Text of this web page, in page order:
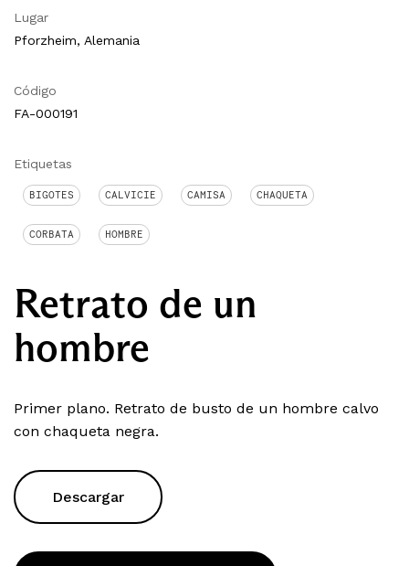
Lugar
Pforzheim, Alemania
Código
FA-000191
Etiquetas
BIGOTES CALVICIE CAMISA CHAQUETA
CORBATA HOMBRE
Retrato de un
hombre
Primer plano. Retrato de busto de un hombre calvo
con chaqueta negra.
Descargar